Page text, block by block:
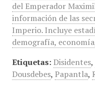
del Emperador
información de las
Imperio. Incluye
demografía,
Etiquetas: Disidentes,
Dousdebes, Papantla,